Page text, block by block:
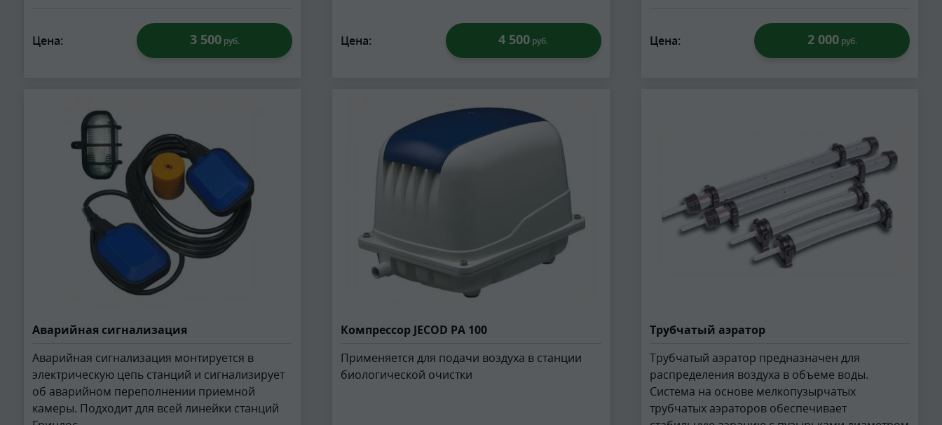
Цена: 3 500руб. Цена: 4 500 руб. Цена: 2 000руб.
Аварийная сигнализация
Аварийная сигнализация монтируется в
электрическую цепь станций и сигнализирует
об аварийном переполнении приемной
камеры. Подходит для всей линейки станций
Компрессор JECOD PA 100
Применяется для подачи воздуха в станции
биологической очистки
Трубчатый аэратор
Трубчатый аэратор предназначен для
распределения воздуха в объеме воды.
Система на основе мелкопузырчатых
трубчатых аэраторов обеспечивает